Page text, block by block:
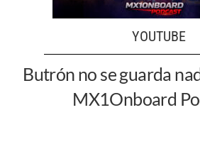
YOUTUBE
Butrón no se guarda
MX1Onboard